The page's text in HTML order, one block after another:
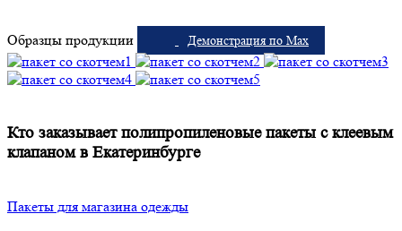
Образцы продукции Демонстрация по Max
Кто заказывает полипропиленовые пакеты с клеевым
клапаном в Екатеринбурге
Пакеты для магазина одежды